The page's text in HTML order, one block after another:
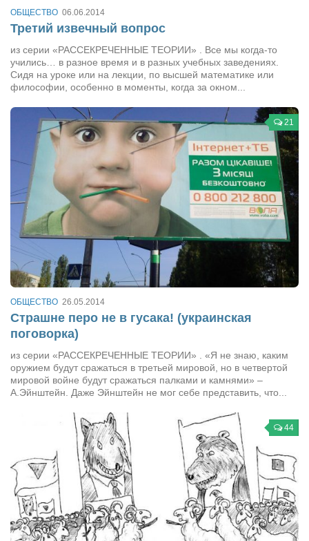
ОБЩЕСТВО 06.06.2014
Третий извечный вопрос
из серии «РАССЕКРЕЧЕННЫЕ ТЕОРИИ» . Все мы когда-то
учились… в разное время и в разных учебных заведениях.
Сидя на уроке или на лекции, по высшей математике или
философии, особенно в моменты, когда за окном...
21
ОБЩЕСТВО 26.05.2014
Страшне перо не в гусака! (украинская
поговорка)
из серии «РАССЕКРЕЧЕННЫЕ ТЕОРИИ» . «Я не знаю, каким
оружием будут сражаться в третьей мировой, но в четвертой
мировой войне будут сражаться палками и камнями» –
А.Эйнштейн. Даже Эйнштейн не мог себе представить, что...
44